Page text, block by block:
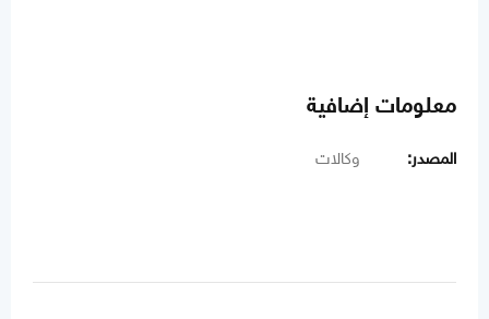
معلومات إضافية
المصدر: وكالات